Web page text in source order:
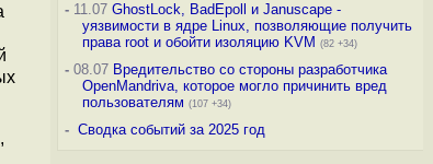
-11.07 GhostLock, BadEpoll и Januscape -
уязвимости в ядре Linux, позволяющие получить
права root и обойти изоляцию KVM (82 +34)
-08.07 Вредительство со стороны разработчика
OpenMandriva, которое могло причинить вред
пользователям (107 +34)
- Сводка событий за 2025 год